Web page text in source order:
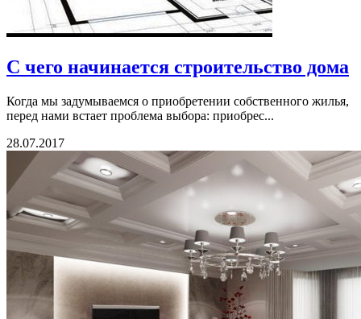
С чего начинается строительство дома
Когда мы задумываемся о приобретении собственного жилья,
перед нами встает проблема выбора: приобрес...
28.07.2017